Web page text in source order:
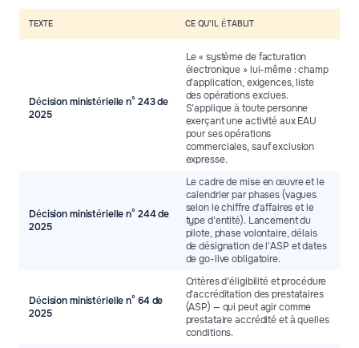
TEXTE CE QU’IL ÉTABLIT
Décision ministérielle n° 243 de
2025
Le « système de facturation
électronique » lui-même : champ
d’application, exigences, liste
des opérations exclues.
S’applique à toute personne
exerçant une activité aux EAU
pour ses opérations
commerciales, sauf exclusion
expresse.
Décision ministérielle n° 244 de
2025
Le cadre de mise en œuvre et le
calendrier par phases (vagues
selon le chiffre d’affaires et le
type d’entité). Lancement du
pilote, phase volontaire, délais
de désignation de l’ASP et dates
de go-live obligatoire.
Décision ministérielle n° 64 de
2025
Critères d’éligibilité et procédure
d’accréditation des prestataires
(ASP) — qui peut agir comme
prestataire accrédité et à quelles
conditions.